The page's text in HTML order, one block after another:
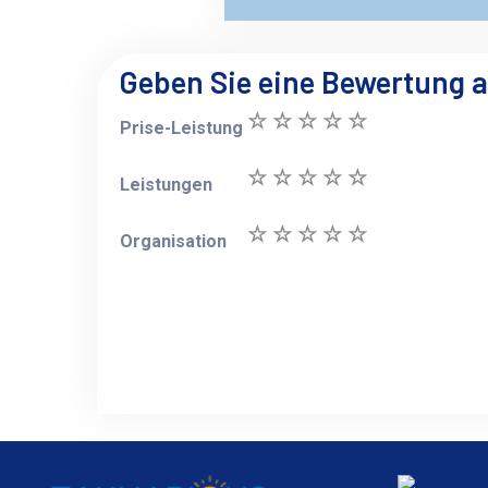
Geben Sie eine Bewertung
Prise-Leistung
Leistungen
Organisation